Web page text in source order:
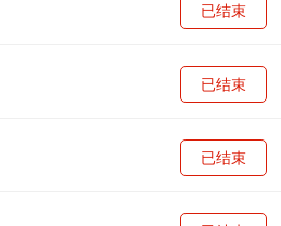
已结束
已结束
已结束